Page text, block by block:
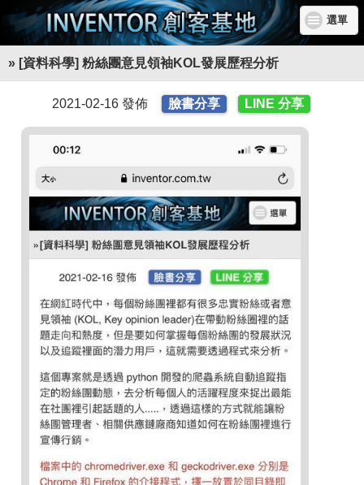
選單
» [資料科學] 粉絲團意見領袖KOL發展歷程分析
2021-02-16 發佈 臉書分享 LINE 分享